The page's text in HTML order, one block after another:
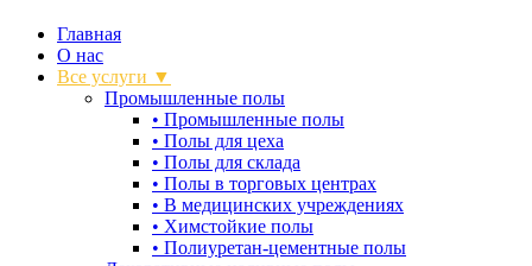
Главная
О нас
Все услуги ▼
Промышленные полы
• Промышленные полы
• Полы для цеха
• Полы для склада
• Полы в торговых центрах
• В медицинских учреждениях
• Химстойкие полы
• Полиуретан-цементные полы